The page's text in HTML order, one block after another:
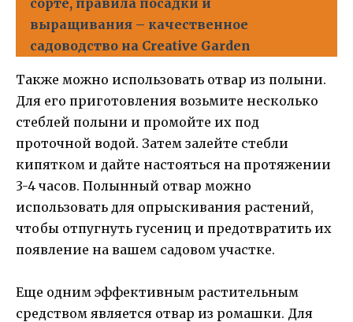
выращивания – качественное
садоводство на Creative Garden
Также можно использовать отвар из полыни.
Для его приготовления возьмите несколько
стеблей полыни и промойте их под
проточной водой. Затем залейте стебли
кипятком и дайте настояться на протяжении
3-4 часов. Полынный отвар можно
использовать для опрыскивания растений,
чтобы отпугнуть гусениц и предотвратить их
появление на вашем садовом участке.
Еще одним эффективным растительным
средством является отвар из ромашки. Для